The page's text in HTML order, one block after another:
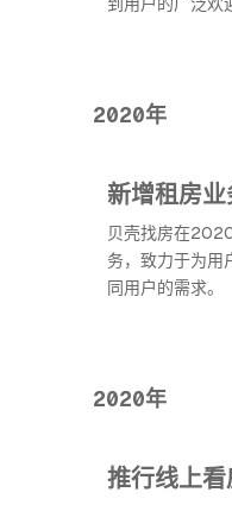
2020年
新增租房业
贝壳找房在
务，致力于为用
同用户的需求。
2020年
推行线上